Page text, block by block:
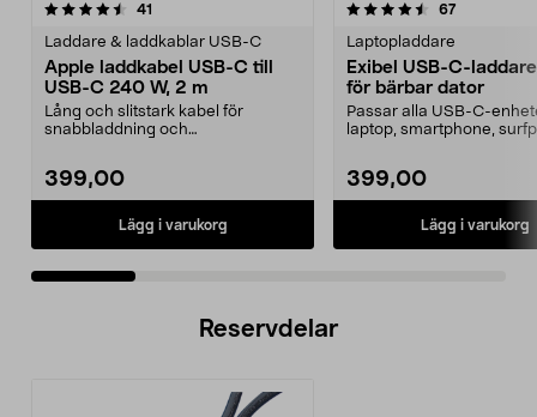
41
Laddare & laddkablar USB-C
Apple laddkabel USB-C till
USB-C 240 W, 2 m
Lång och slitstark kabel för
snabbladdning och
399,00
Lägg i varukorg
4.5 av 5 stjärnor 67recensioner
Laptopladdare
Exibel USB-C-
för bärbar dator
Passar alla USB-C-
laptop, smartphone,
399,00
Lägg i varukorg
4.5 av 5 stjärnor
Reservdelar